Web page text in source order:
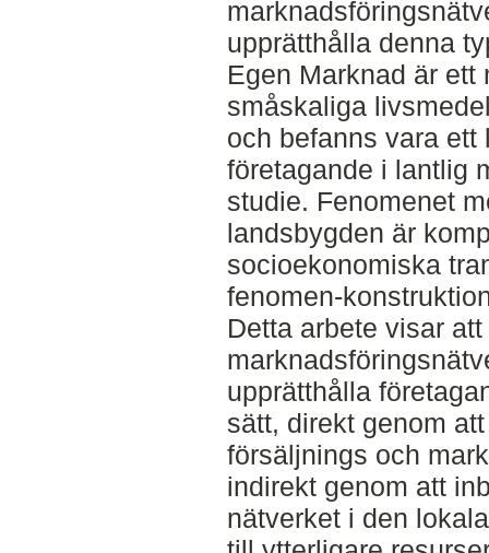
upprätthålla denna
Egen Marknad är ett
småskaliga
och befanns vara
företagande i lantlig
studie. Fenomenet
landsbygden är
socioekonomiska
fenomen-
Detta arbete visar
upprätthålla
sätt, direkt genom
försäljnings och
indirekt genom att
nätverket i den